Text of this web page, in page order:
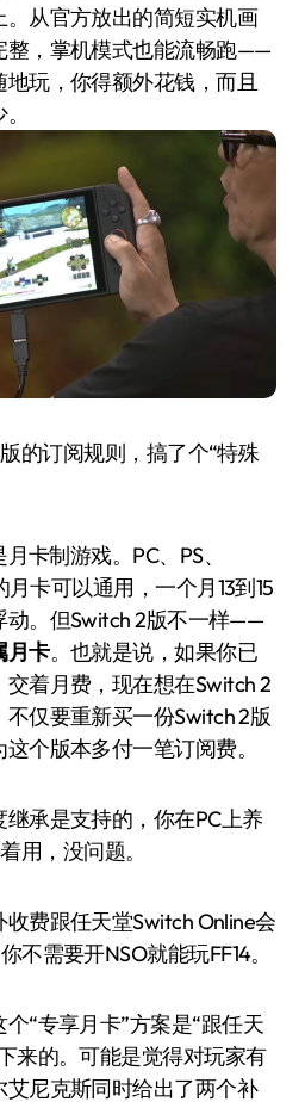
从官方放出的简短实机画
整，掌机模式也能流畅跑——
玩，你得额外花钱，而且
的订阅规则，搞了个“特殊
卡制游戏。PC、PS、
卡可以通用，一个月13到15
动。但Switch 2版不一样——
月卡。也就是说，如果你已
着月费，现在想在Switch 2
仅要重新买一份Switch 2版
个版本多付一笔订阅费。
承是支持的，你在PC上养
用，没问题。
费跟任天堂Switch Online会
需要开NSO就能玩FF14。
“专享月卡”方案是“跟任天
来的。可能是觉得对玩家有
尼克斯同时给出了两个补